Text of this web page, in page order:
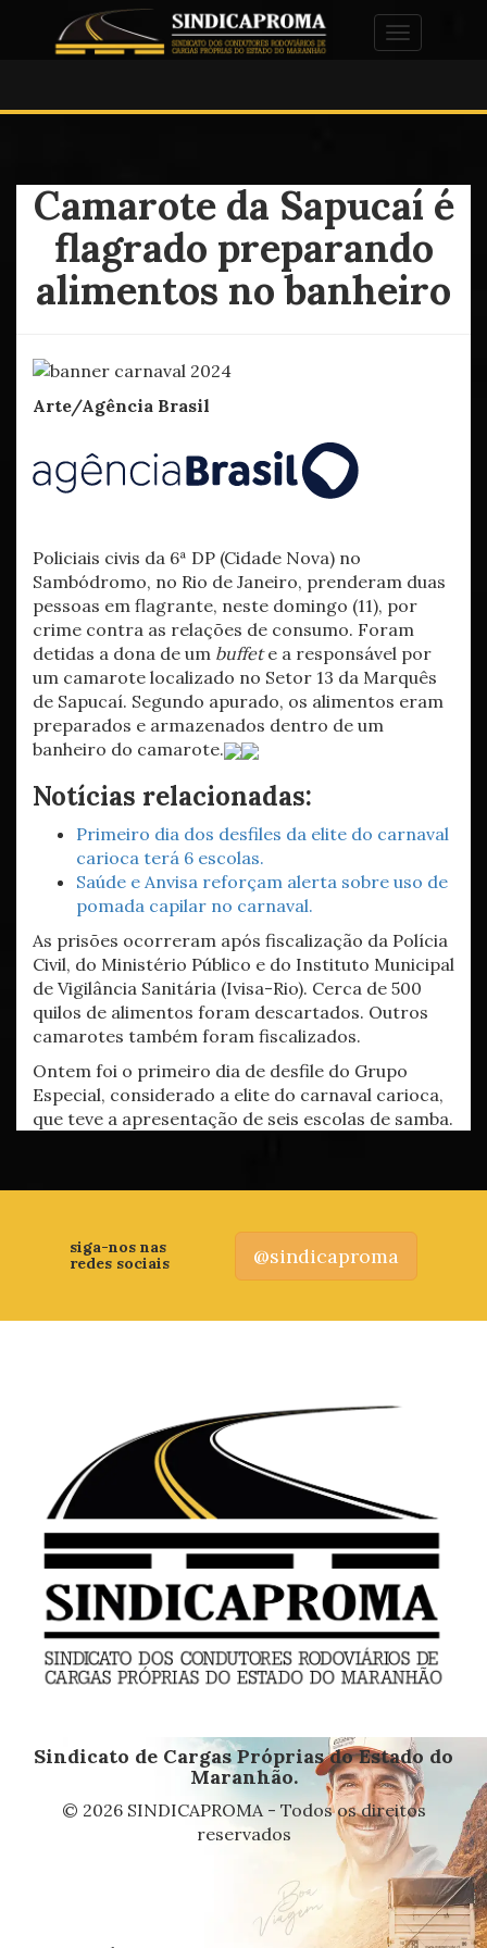
Alternar
Camarote da Sapucaí é
flagrado preparando
alimentos no banheiro
Arte/Agência Brasil
Policiais civis da 6ª DP (Cidade Nova) no
Sambódromo, no Rio de Janeiro, prenderam duas
pessoas em flagrante, neste domingo (11), por
crime contra as relações de consumo. Foram
detidas a dona de um buffete a responsável por
um camarote localizado no Setor 13 da Marquês
de Sapucaí. Segundo apurado, os alimentos eram
preparados e armazenados dentro de um
banheiro do camarote.
Notícias relacionadas:
Primeiro dia dos desfiles da elite do carnaval
carioca terá 6 escolas.
Saúde e Anvisa reforçam alerta sobre uso de
pomada capilar no carnaval.
As prisões ocorreram após fiscalização da Polícia
Civil, do Ministério Público e do Instituto Municipal
de Vigilância Sanitária (Ivisa-Rio). Cerca de 500
quilos de alimentos foram descartados. Outros
camarotes também foram fiscalizados.
Ontem foi o primeiro dia de desfile do Grupo
Especial, considerado a elite do carnaval carioca,
que teve a apresentação de seis escolas de samba.
siga-nos nas
redes sociais
@sindicaproma
Sindicato de Cargas Próprias do Estado do
Maranhão.
© 2026 SINDICAPROMA - Todos os direitos
reservados